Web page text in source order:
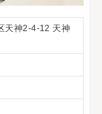
天神2-4-12 天神